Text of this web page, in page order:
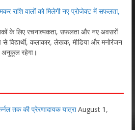
राशि वालों को मिलेगी नए प्रोजेक्ट में सफलता,
के लिए रचनात्मकता, सफलता और नए अवसरों
विद्यार्थी, कलाकार, लेखक, मीडिया और मनोरंजन
अनुकूल रहेगा।
तक की प्रेरणादायक यात्रा August 1,